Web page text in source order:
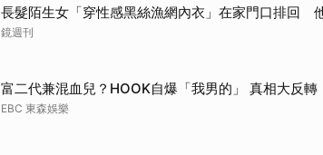
長髮陌生女「穿性感黑絲漁網內衣」在家門口排回
鏡週刊
富二代兼混血兒？HOOK自爆「我男的」 真相大反轉
EBC 東森娛樂